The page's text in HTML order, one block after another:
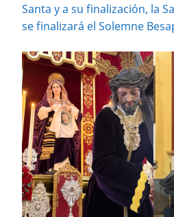
Santa y a su finalización, la
se finalizará el Solemne